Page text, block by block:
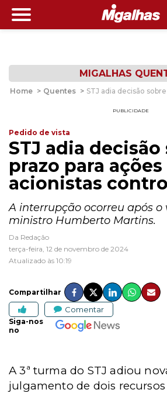
MIGALHAS
Home > Quentes > STJ adia decisão
PUBLICIDADE
Pedido de vista
STJ adia decisão
prazo para
acionistas
A interrupção ocorreu após o
ministro Humberto Martins.
Da Redação
terça-feira, 12 de novembro de 2024
Atualizado às 10:19
Compartilhar
Comentar
Siga-nos
no
A 3ª turma do STJ adiou
julgamento de dois